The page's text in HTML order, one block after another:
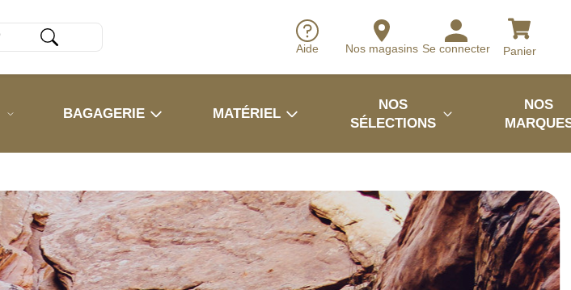
Aide Nos magasins Se connecter Panier
BAGAGERIE MATÉRIEL
NOS
SÉLECTIONS
NOS